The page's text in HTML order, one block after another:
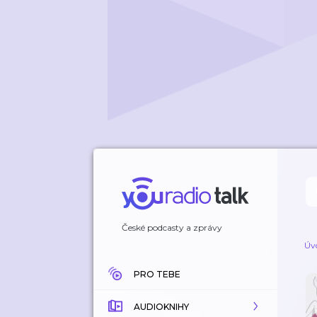
České podcasty a zprávy
PRO TEBE
AUDIOKNIHY